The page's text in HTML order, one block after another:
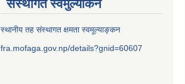
संस्थागत स्वमुल्यांकन
स्थानीय तह संस्थागत क्षमता स्वमूल्याङ्कन
fra.mofaga.gov.np/details?gnid=60607